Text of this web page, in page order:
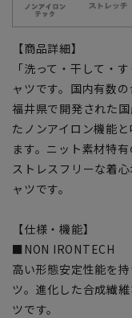
【商品詳細】
「洗って・干して・
ャツです。国内有数
福井県で開発された
たノンアイロン機能
ます。ニット素材特
ストレスフリーな着
ャツです。
【仕様・機能】
■NON IRONTECH
高い形態安定性能を
ツ。進化した合成繊
ツです。